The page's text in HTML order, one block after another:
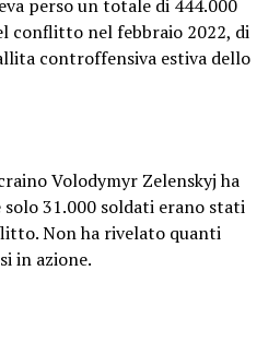
perso un totale di 444.000
conflitto nel febbraio 2022, di
controffensiva estiva dello
Volodymyr Zelenskyj ha
31.000 soldati erano stati
Non ha rivelato quanti
in azione.